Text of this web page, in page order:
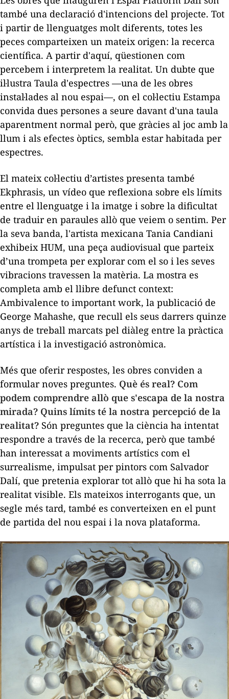
també una declaració d'intencions del projecte. Tot
i partir de llenguatges molt diferents, totes les
peces comparteixen un mateix origen: la recerca
científica. A partir d'aquí, qüestionen com
percebem i interpretem la realitat. Un dubte que
il·lustra Taula d'espectres —una de les obres
instal·lades al nou espai—, on el col·lectiu Estampa
convida dues persones a seure davant d'una taula
aparentment normal però, que gràcies al joc amb la
llum i als efectes òptics, sembla estar habitada per
espectres.
El mateix col·lectiu d’artistes presenta també
Ekphrasis, un vídeo que reflexiona sobre els límits
entre el llenguatge i la imatge i sobre la dificultat
de traduir en paraules allò que veiem o sentim. Per
la seva banda, l'artista mexicana Tania Candiani
exhibeix HUM, una peça audiovisual que parteix
d’una trompeta per explorar com el so i les seves
vibracions travessen la matèria. La mostra es
completa amb el llibre defunct context:
Ambivalence to important work, la publicació de
George Mahashe, que recull els seus darrers quinze
anys de treball marcats pel diàleg entre la pràctica
artística i la investigació astronòmica.
Més que oferir respostes, les obres conviden a
formular noves preguntes. Què és real? Com
podem comprendre allò que s'escapa de la nostra
mirada? Quins límits té la nostra percepció de la
realitat? Són preguntes que la ciència ha intentat
respondre a través de la recerca, però que també
han interessat a moviments artístics com el
surrealisme, impulsat per pintors com Salvador
Dalí, que pretenia explorar tot allò que hi ha sota la
realitat visible. Els mateixos interrogants que, un
segle més tard, també es converteixen en el punt
de partida del nou espai i la nova plataforma.